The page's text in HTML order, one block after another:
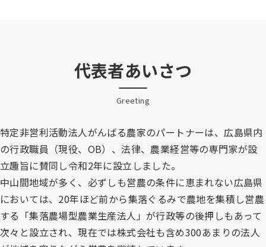
代表者あいさつ
Greeting
特定非営利活動法人がんばる農家のパートナーは、広島県内
の行政職員（現役、OB）、法律、農業経営等の専門家が設
立趣旨に賛同し令和2年に設立しました。
中山間地域が多く、必ずしも営農の条件に恵まれない広島県
においては、20年ほど前から集落ぐるみで農地を集積し営農
する「集落農場型農業生産法人」が行政等の後押しもあって
次々と設立され、現在では株式会社も含め300あまりの法人